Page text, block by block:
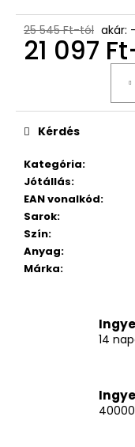
25 545 Ft-tól akár:
21 097 Ft
Kategória:
Jótállás:
EAN vonalkód:
Sarok:
Szín:
Anyag:
Márka:
Kérdés
14